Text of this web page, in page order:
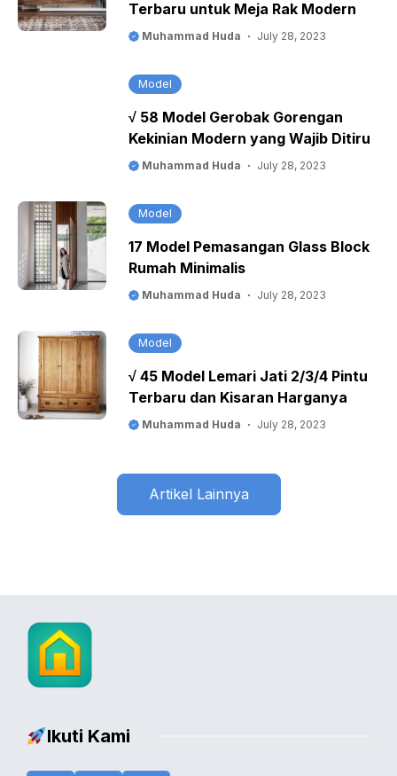
Terbaru untuk Meja Rak Modern
Muhammad Huda July 28, 2023
Model
√ 58 Model Gerobak Gorengan
Kekinian Modern yang Wajib Ditiru
Muhammad Huda July 28, 2023
Model
17 Model Pemasangan Glass Block
Rumah Minimalis
Muhammad Huda July 28, 2023
Model
√ 45 Model Lemari Jati 2/3/4 Pintu
Terbaru dan Kisaran Harganya
Muhammad Huda July 28, 2023
Artikel Lainnya
Ikuti Kami